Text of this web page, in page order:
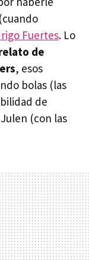
Fuertes. Lo
de
, esos
bolas (las
de
(con las